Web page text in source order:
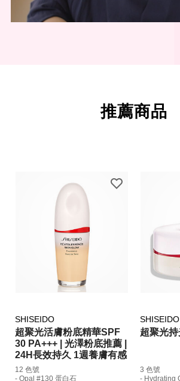
推薦商品
SHISEIDO
超聚光活膚粉底精華SPF
30 PA+++ | 光澤粉底推薦 |
24H長效持久 1週養膚有感
12 色號
- Opal #130 蛋白石
超聚光
3 色號
- Hydrating